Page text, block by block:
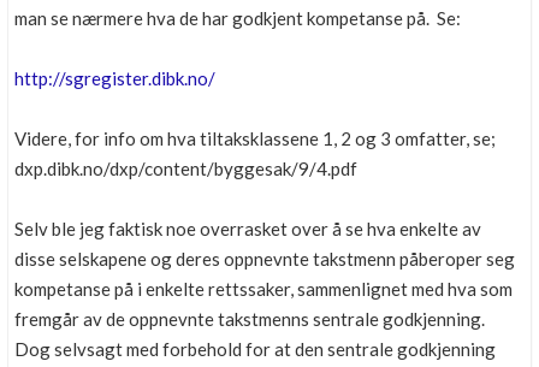
man se nærmere hva de har godkjent kompetanse på. Se:
http://sgregister.dibk.no/
Videre, for info om hva tiltaksklassene 1, 2 og 3 omfatter, se;
dxp.dibk.no/dxp/content/byggesak/9/4.pdf
Selv ble jeg faktisk noe overrasket over å se hva enkelte av
disse selskapene og deres oppnevnte takstmenn påberoper seg
kompetanse på i enkelte rettssaker, sammenlignet med hva som
fremgår av de oppnevnte takstmenns sentrale godkjenning.
Dog selvsagt med forbehold for at den sentrale godkjenning